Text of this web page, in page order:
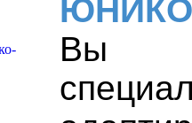
ЮНИКО
Вы